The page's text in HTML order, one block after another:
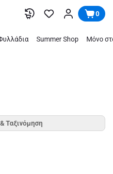
0
Summer Shop Μόνο
Ταξινόμηση